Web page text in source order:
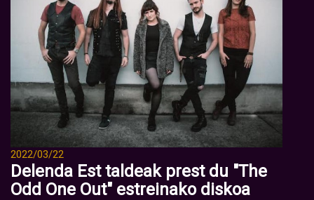
2022/03/22
Delenda Est taldeak prest du "The
Odd One Out" estreinako diskoa